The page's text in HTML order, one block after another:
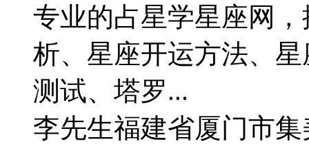
专业的占星学星座网
析、星座开运方法、
测试、塔罗...
李先生福建省厦门市